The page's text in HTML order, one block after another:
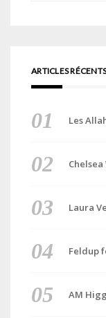
ARTICLES RÉCENTS
Les
Laura
Feldup
AM